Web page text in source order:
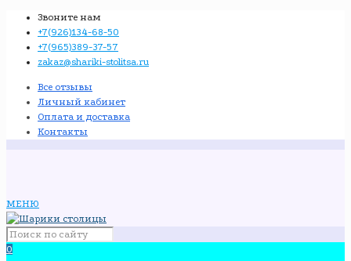
Звоните нам
+7(926)134-68-50
+7(965)389-37-57
zakaz@shariki-stolitsa.ru
Все отзывы
Личный кабинет
Оплата и доставка
Контакты
МЕНЮ
0